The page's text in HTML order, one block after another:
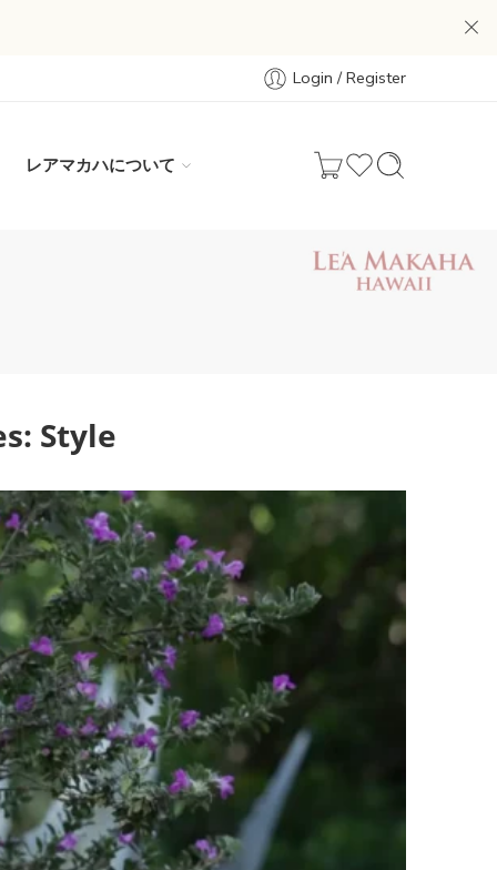
Login / Register
レアマカハについて
Style